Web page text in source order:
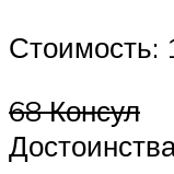
Стоимость:
68 Консул